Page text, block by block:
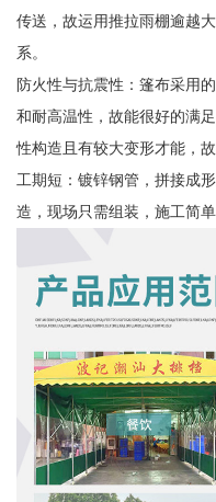
传送，故运用推拉雨棚逾越
系。
防火性与抗震性：篷布采用
和耐高温性，故能很好的满
性构造且有较大变形才能，故
工期短：镀锌钢管，拼接成
造，现场只需组装，施工简